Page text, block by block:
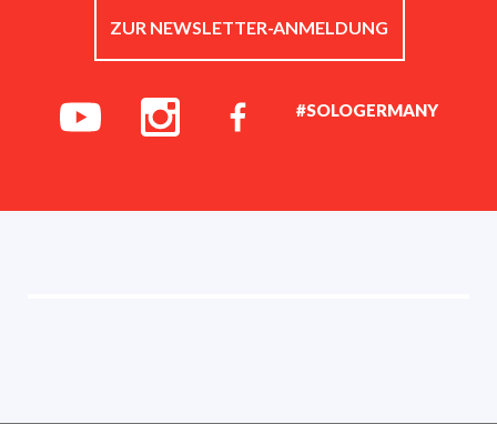
ZUR NEWSLETTER-ANMELDUNG
#SOLOGERMANY